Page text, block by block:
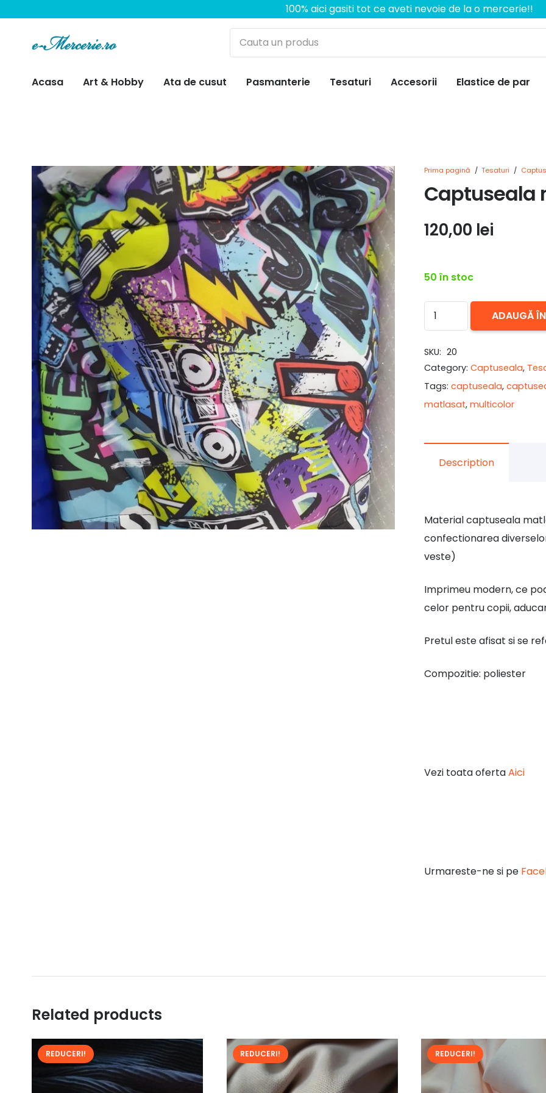
100% aici gasiti tot ce aveti nevoie de la o mercerie!!
Acasa Art & Hobby Ata de cusut Pasmanterie Tesaturi Accesorii Elastice de par
Prima pagină / Tesaturi /
Captuseala
120,00 lei
50 în stoc
Cantitate
Captuseala
matlasata
Cartoons
ADAUGĂ
SKU: 20
Category: Captuseala,
Tags: captuseala,
matlasat, multicolor
Description
Material captuseala
confectionarea
veste)
Imprimeu modern, ce
celor pentru copii,
Pretul este afisat si se
Compozitie: poliester
Vezi toata ofertaAici
Urmareste-ne si pe
Related products
REDUCERI! REDUCERI! REDUCERI!